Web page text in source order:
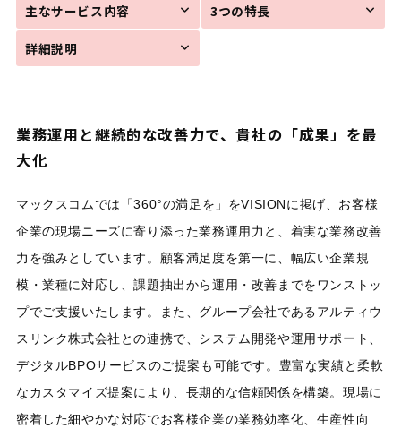
主なサービス内容 3つの特長
詳細説明
業務運用と継続的な改善力で、貴社の「成果」を最
大化
マックスコムでは「360°の満足を」をVISIONに掲げ、お客様
企業の現場ニーズに寄り添った業務運用力と、着実な業務改善
力を強みとしています。顧客満足度を第一に、幅広い企業規
模・業種に対応し、課題抽出から運用・改善までをワンストッ
プでご支援いたします。また、グループ会社であるアルティウ
スリンク株式会社との連携で、システム開発や運用サポート、
デジタルBPOサービスのご提案も可能です。豊富な実績と柔軟
なカスタマイズ提案により、長期的な信頼関係を構築。現場に
密着した細やかな対応でお客様企業の業務効率化、生産性向